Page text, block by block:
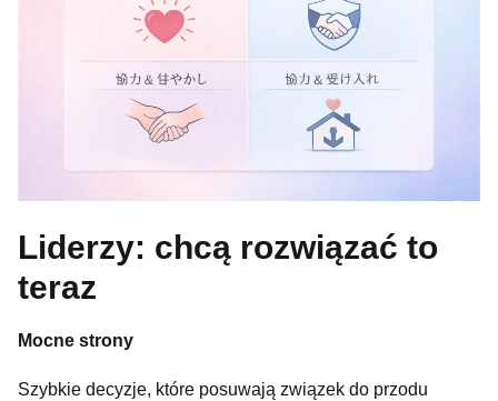
Liderzy: chcą rozwiązać to
teraz
Mocne strony
Szybkie decyzje, które posuwają związek do przodu